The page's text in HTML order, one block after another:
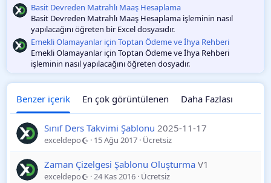
Basit Devreden Matrahlı Maaş Hesaplama
Basit Devreden Matrahlı Maaş Hesaplama işleminin nasıl
yapılacağını öğreten bir Excel dosyasıdır.
Emekli Olamayanlar için Toptan Ödeme ve İhya Rehberi
Emekli Olamayanlar için Toptan Ödeme ve İhya Rehberi
işleminin nasıl yapılacağını öğreten dosyadır.
Benzer içerik En çok görüntülenen Daha Fazlası
Sınıf Ders Takvimi Şablonu 2025-11-17
exceldepo 15 Ağu 2017 Ücretsiz
Zaman Çizelgesi Şablonu Oluşturma V1
exceldepo 24 Kas 2016 Ücretsiz